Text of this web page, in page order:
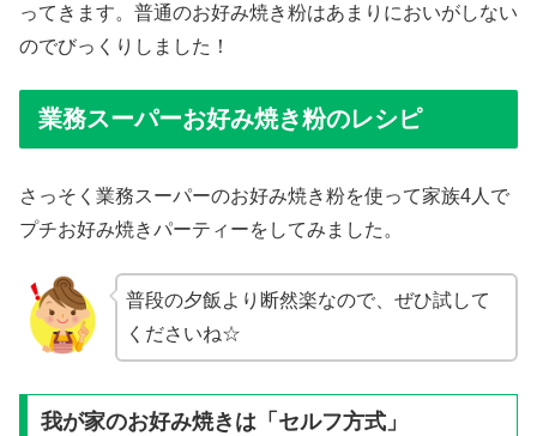
ってきます。普通のお好み焼き粉はあまりにおいがしない
のでびっくりしました！
業務スーパーお好み焼き粉のレシピ
さっそく業務スーパーのお好み焼き粉を使って家族4人で
プチお好み焼きパーティーをしてみました。
普段の夕飯より断然楽なので、ぜひ試して
くださいね☆
我が家のお好み焼きは「セルフ方式」